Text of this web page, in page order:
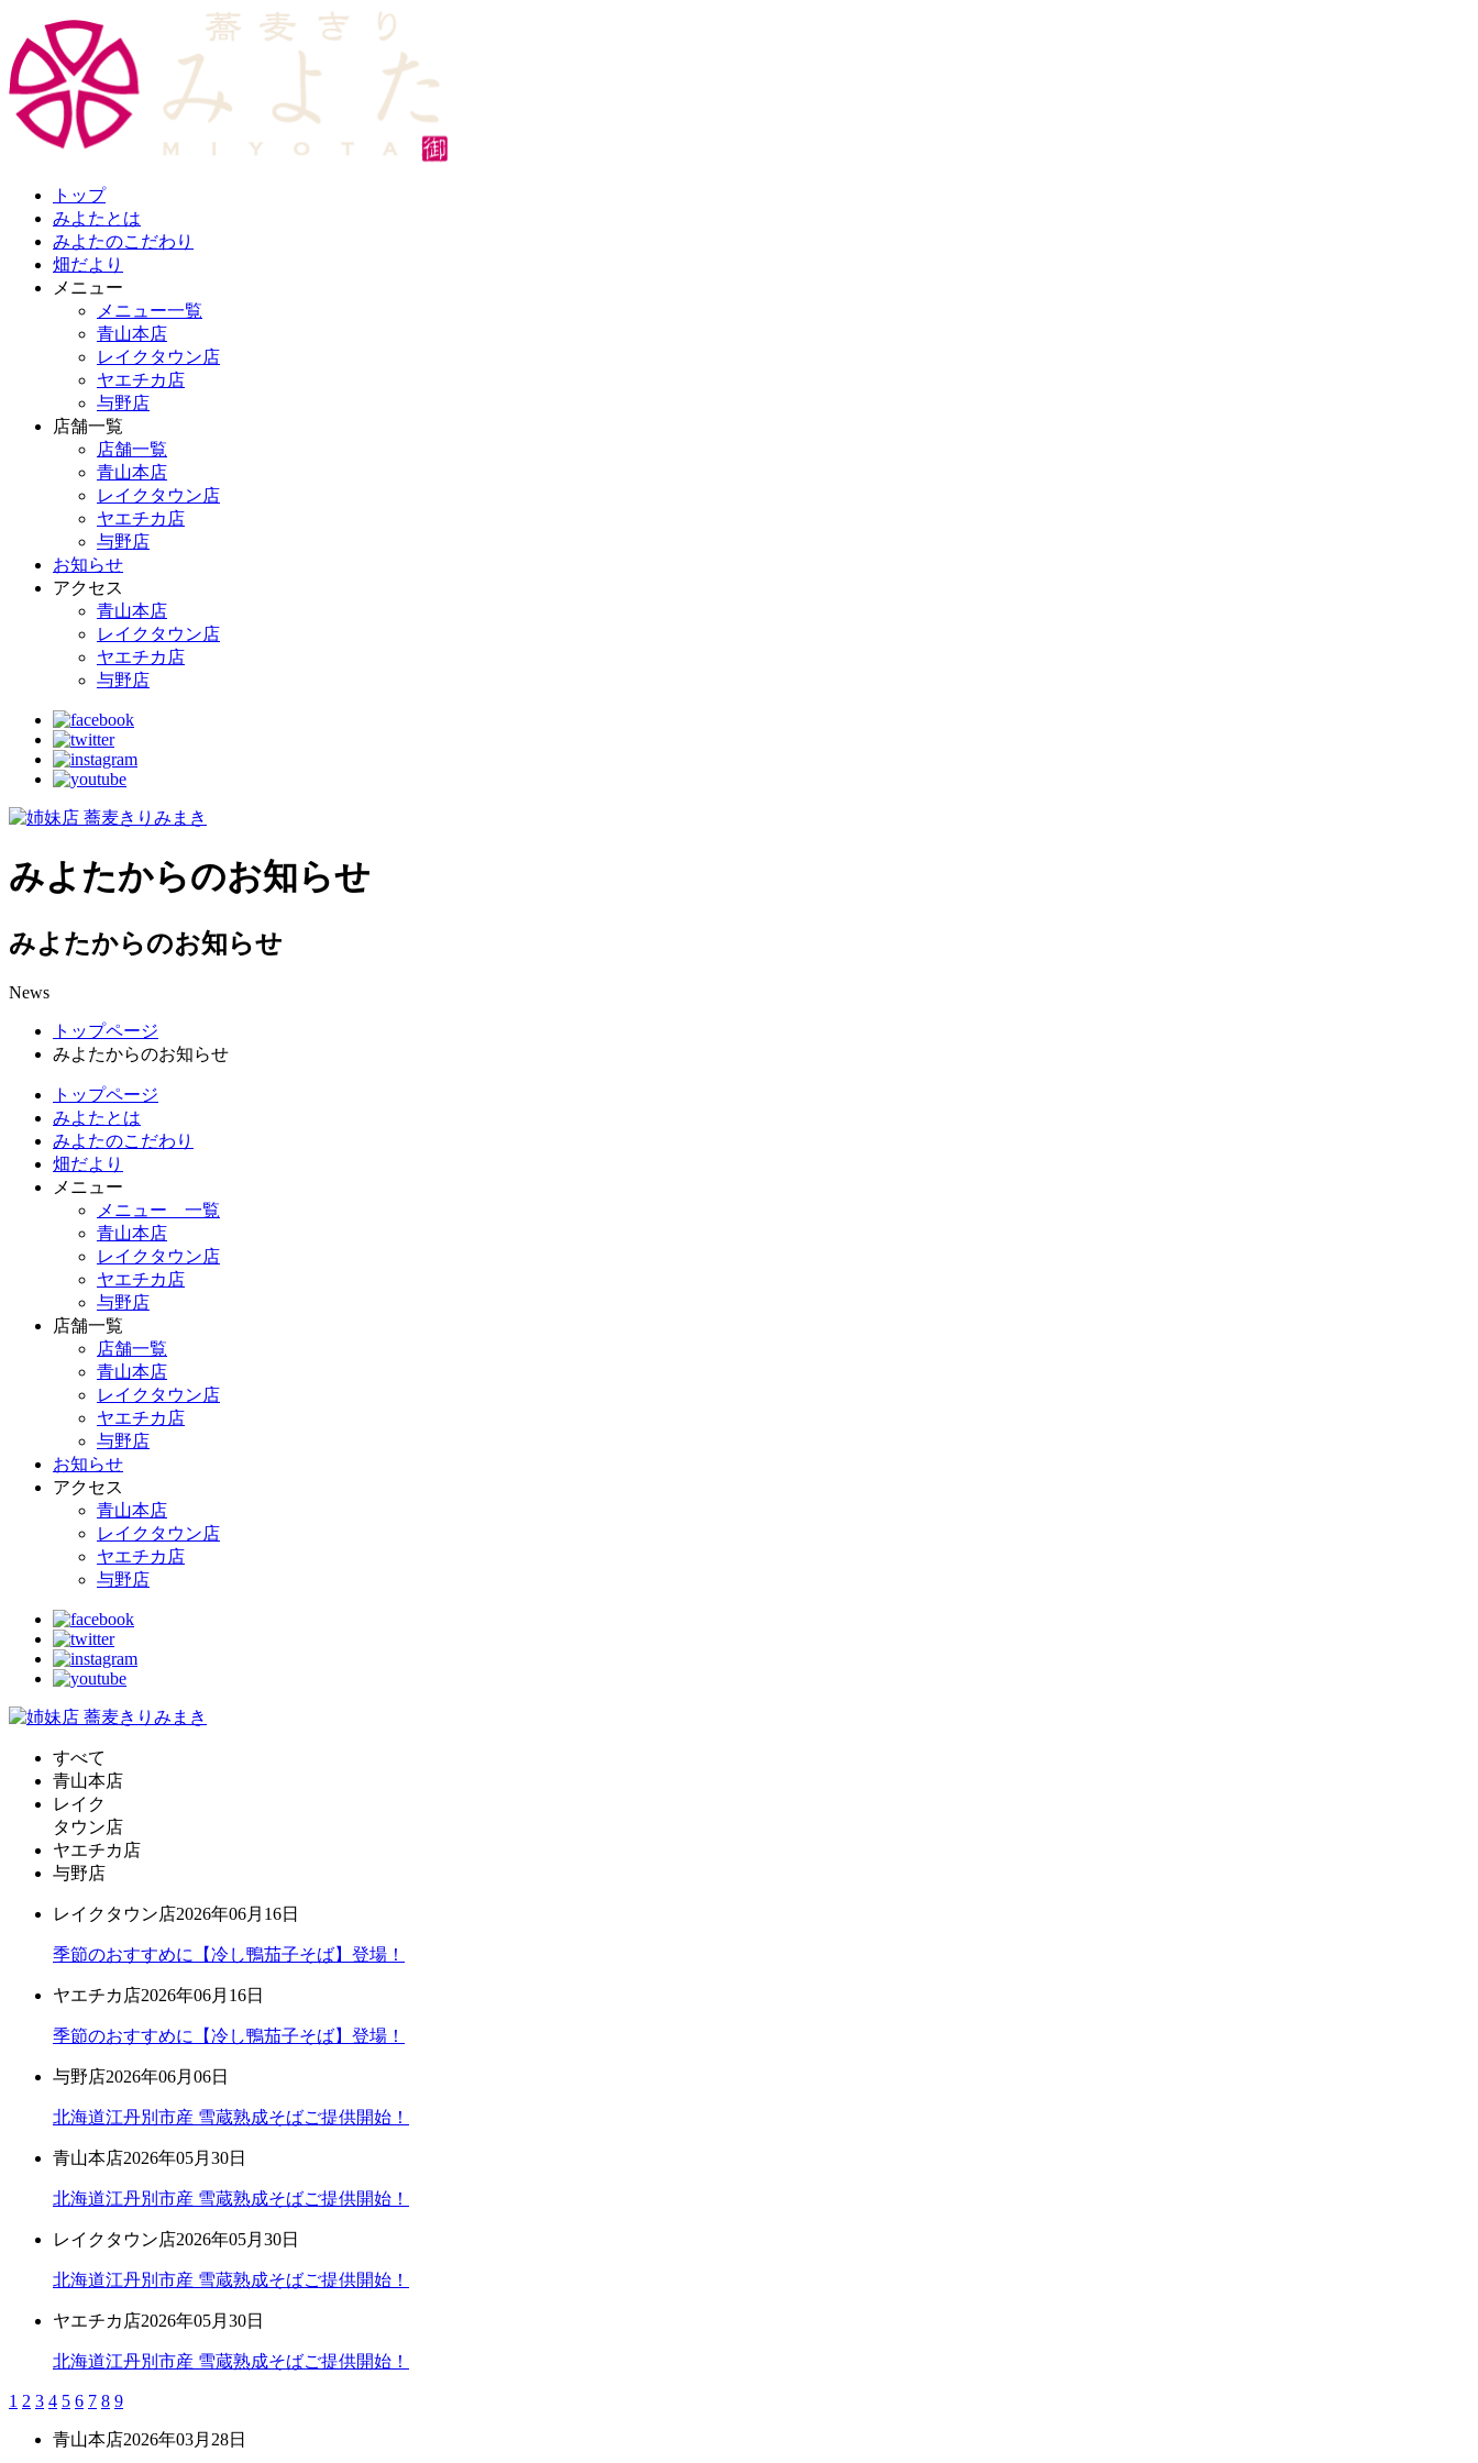
トップ
みよたとは
みよたのこだわり
畑だより
メニュー
メニュー一覧
青山本店
レイクタウン店
ヤエチカ店
与野店
店舗一覧
店舗一覧
青山本店
レイクタウン店
ヤエチカ店
与野店
お知らせ
アクセス
青山本店
レイクタウン店
ヤエチカ店
与野店
みよたからのお知らせ
みよたからのお知らせ
News
トップページ
みよたからのお知らせ
トップページ
みよたとは
みよたのこだわり
畑だより
メニュー
メニュー 一覧
青山本店
レイクタウン店
ヤエチカ店
与野店
店舗一覧
店舗一覧
青山本店
レイクタウン店
ヤエチカ店
与野店
お知らせ
アクセス
青山本店
レイクタウン店
ヤエチカ店
与野店
すべて
青山本店
レイク
タウン店
ヤエチカ店
与野店
レイクタウン店2026年06月16日
季節のおすすめに【冷し鴨茄子そば】登場！
ヤエチカ店2026年06月16日
季節のおすすめに【冷し鴨茄子そば】登場！
与野店2026年06月06日
北海道江丹別市産 雪蔵熟成そばご提供開始！
青山本店2026年05月30日
北海道江丹別市産 雪蔵熟成そばご提供開始！
レイクタウン店2026年05月30日
北海道江丹別市産 雪蔵熟成そばご提供開始！
ヤエチカ店2026年05月30日
北海道江丹別市産 雪蔵熟成そばご提供開始！
1 2 3 4 5 6 7 8 9
青山本店2026年03月28日